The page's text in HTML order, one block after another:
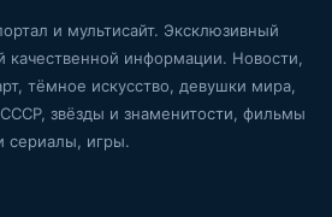
и мультисайт. Эксклюзивный
качественной информации. Новости,
тёмное искусство, девушки мира,
звёзды и знаменитости, фильмы
сериалы, игры.